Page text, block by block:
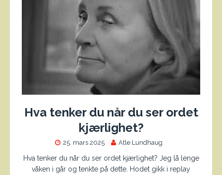
Hva tenker du når du ser ordet
kjærlighet?
25. mars 2025 Atle Lundhaug
Hva tenker du når du ser ordet kjærlighet? Jeg lå lenge
våken i går og tenkte på dette. Hodet gikk i replay